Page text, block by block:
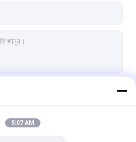
5:07 AM